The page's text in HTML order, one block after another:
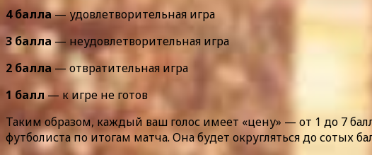
4 балла— удовлетворительная игра
3 балла— неудовлетворительная игра
2 балла— отвратительная игра
1 балл— к игре не готов
Таким образом, каждый ваш голос имеет «цену» — от 1 до 7
футболиста по итогам матча. Она будет округляться до сотых